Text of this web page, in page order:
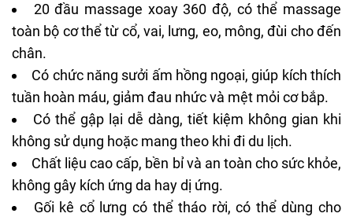
20 đầu massage xoay 360 độ, có thể massage
toàn bộ cơ thể từ cổ, vai, lưng, eo, mông, đùi cho đến
chân.
Có chức năng sưởi ấm hồng ngoại, giúp kích thích
tuần hoàn máu, giảm đau nhức và mệt mỏi cơ bắp.
Có thể gập lại dễ dàng, tiết kiệm không gian khi
không sử dụng hoặc mang theo khi đi du lịch.
Chất liệu cao cấp, bền bỉ và an toàn cho sức khỏe,
không gây kích ứng da hay dị ứng.
Gối kê cổ lưng có thể tháo rời, có thể dùng cho